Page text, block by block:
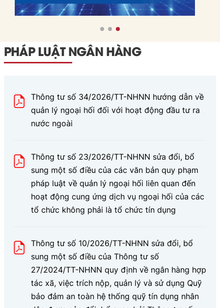
PHÁP LUẬT NGÂN HÀNG
Thông tư số 34/2026/TT-NHNN hướng dẫn về
quản lý ngoại hối đối với hoạt động đầu tư ra
nước ngoài
Thông tư số 23/2026/TT-NHNN sửa đổi, bổ
sung một số điều của các văn bản quy phạm
pháp luật về quản lý ngoại hối liên quan đến
hoạt động cung ứng dịch vụ ngoại hối của các
tổ chức không phải là tổ chức tín dụng
Thông tư số 10/2026/TT-NHNN sửa đổi, bổ
sung một số điều của Thông tư số
27/2024/TT-NHNN quy định về ngân hàng hợp
tác xã, việc trích nộp, quản lý và sử dụng Quỹ
bảo đảm an toàn hệ thống quỹ tín dụng nhân